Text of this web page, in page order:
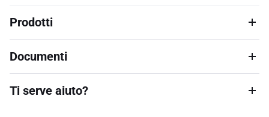
Prodotti
Documenti
Ti serve aiuto?